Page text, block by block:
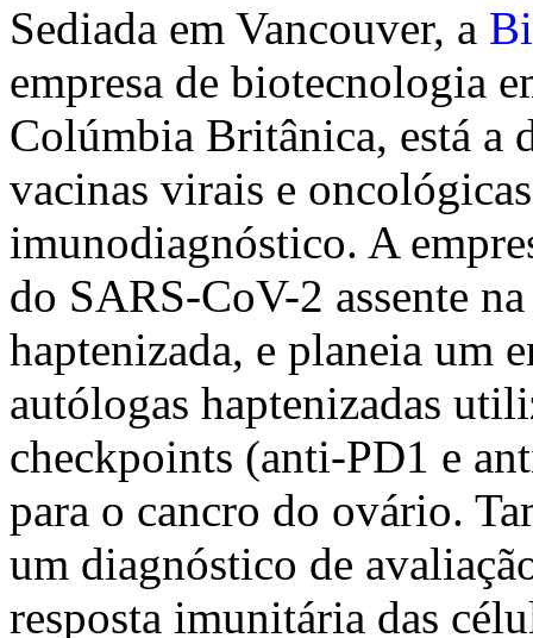
Sediada em Vancouver, a
empresa de biotecnologia
Colúmbia Britânica, está a
vacinas virais e
imunodiagnóstico. A
do SARS-CoV-2 assente
haptenizada, e planeia um
autólogas haptenizadas
checkpoints (anti-PD1 e
para o cancro do ovário.
um diagnóstico de
resposta imunitária das